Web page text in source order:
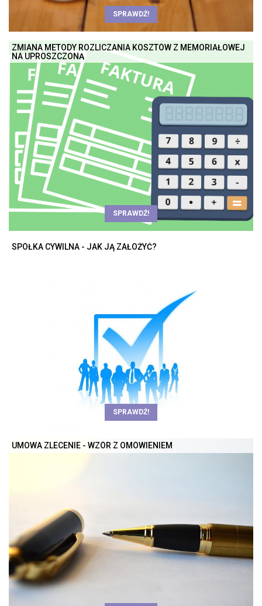
SPRAWDŹ!
ZMIANA METODY ROZLICZANIA KOSZTÓW Z MEMORIAŁOWEJ
NA UPROSZCZONĄ
SPRAWDŹ!
SPÓŁKA CYWILNA - JAK JĄ ZAŁOŻYĆ?
SPRAWDŹ!
UMOWA ZLECENIE - WZÓR Z OMÓWIENIEM